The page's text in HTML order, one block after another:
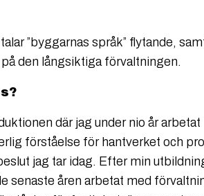
”byggarnas språk” flytande,
den långsiktiga förvaltningen.
där jag under nio år arbetat
förståelse för hantverket och
jag tar idag. Efter min
senaste åren arbetat med